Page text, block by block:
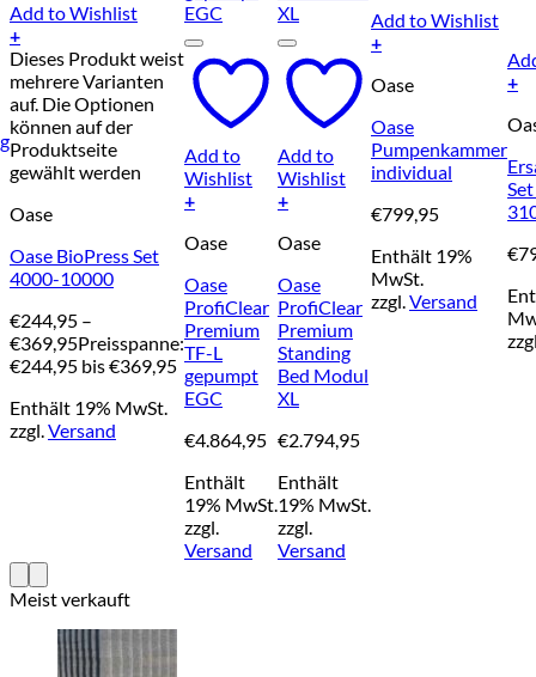
Add to Wishlist
+
Dieses Produkt weist
mehrere Varianten
auf. Die Optionen
können auf der
Produktseite
gewählt werden
Oase
Oase BioPress Set
4000-10000
€244,95 –
€369,95Preisspanne:
€244,95 bis €369,95
Enthält 19% MwSt.
zzgl.Versand
Add to
Wishlist
+
Oase
Oase
ProfiClear
Premium
TF-L
gepumpt
EGC
€4.864,95
Enthält
19% MwSt.
zzgl.
Versand
Add to
Wishlist
+
Oase
Oase
ProfiClear
Premium
Standing
Bed Modul
XL
€2.794,95
Enthält
19% MwSt.
zzgl.
Versand
Add to Wishlist
+
Oase
Oase
Pumpenkammer
individual
€799,95
Enthält 19%
MwSt.
zzgl.Versand
+
€
Meist verkauft